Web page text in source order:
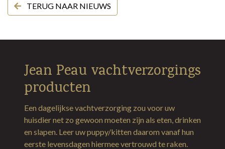
TERUG NAAR NIEUWS
Jean Peau vachtverzorgings
producten
Een dagelijkse vachtverzorging zou voor uw
huisdier net zo gewoon moeten zijn als eten, drinken
en slapen. Leer uw puppy/kitten daarom vanaf hun
eerste levensdagen hiermee vertrouwd te raken.